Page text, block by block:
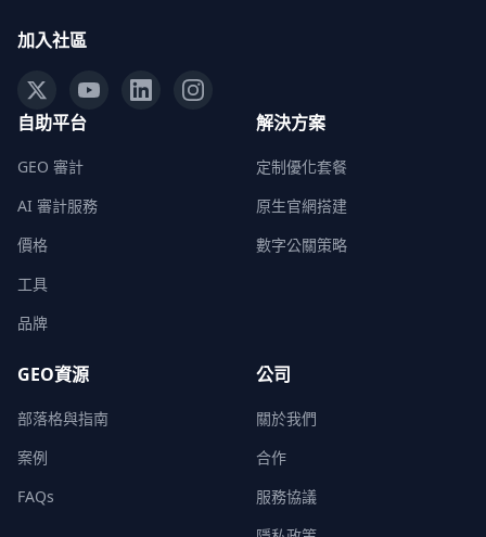
加入社區
自助平台
GEO 審計
AI 審計服務
價格
工具
品牌
解決方案
定制優化套餐
原生官網搭建
數字公關策略
GEO資源
部落格與指南
案例
FAQs
公司
關於我們
合作
服務協議